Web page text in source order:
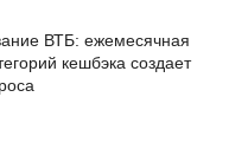
ВТБ: ежемесячная
кешбэка создает